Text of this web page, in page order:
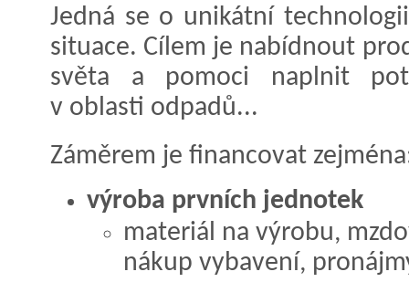
Jedná se o unikátní
situace. Cílem je nabídnout
světa a pomoci naplnit
v oblasti odpadů...
Záměrem je financovat
výroba prvních jednotek
materiál na výrobu,
nákup vybavení,